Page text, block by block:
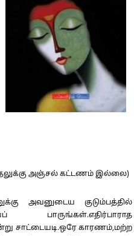
அஞ்சல் கட்டணம் இல்லை)
அவனுடைய குடும்பத்தில்
பாருங்கள்.எதிர்பாராத
சாட்டையடி.ஒரே காரணம்,மற்ற